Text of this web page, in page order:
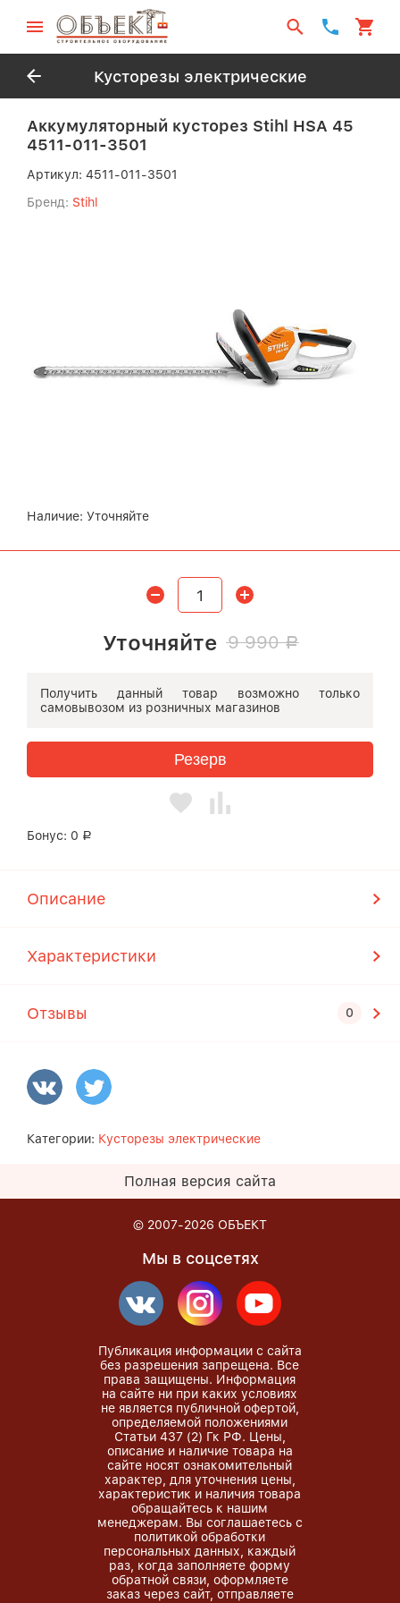
Кусторезы электрические
Аккумуляторный кусторез Stihl HSA 45
4511-011-3501
Артикул: 4511-011-3501
Бренд: Stihl
Наличие: Уточняйте
Уточняйте 9 990Р
Получить данный товар возможно только
самовывозом из розничных магазинов
Резерв
Бонус: 0 Р
Описание
Характеристики
Отзывы
Категории: Кусторезы электрические
Полная версия сайта
© 2007-2026 ОБЪЕКТ
Мы в соцсетях
Публикация информации с сайта
без разрешения запрещена. Все
права защищены. Информация
на сайте ни при каких условиях
не является публичной офертой,
определяемой положениями
Статьи 437 (2) Гк РФ. Цены,
описание и наличие товара на
сайте носят ознакомительный
характер, для уточнения цены,
характеристик и наличия товара
обращайтесь к нашим
менеджерам. Вы соглашаетесь с
политикой обработки
персональных данных, каждый
раз, когда заполняете форму
обратной связи, оформляете
заказ через сайт, отправляете